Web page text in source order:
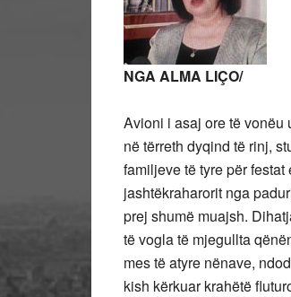
NGA ALMA LIÇO/
Avioni i asaj ore të vonëu
në tërreth dyqind të rinj,
familjeve të tyre për
jashtëkraharorit nga
prej shumë muajsh.
të vogla të mjegullta
mes të atyre nënave,
kish kërkuar krahëtë